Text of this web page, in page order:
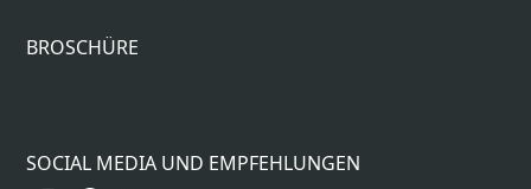
BROSCHÜRE
SOCIAL MEDIA UND EMPFEHLUNGEN